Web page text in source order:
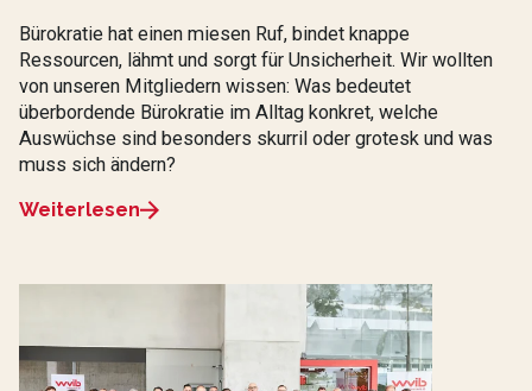
Bürokratie hat einen miesen Ruf, bindet knappe
Ressourcen, lähmt und sorgt für Unsicherheit. Wir wollten
von unseren Mitgliedern wissen: Was bedeutet
überbordende Bürokratie im Alltag konkret, welche
Auswüchse sind besonders skurril oder grotesk und was
muss sich ändern?
Weiterlesen